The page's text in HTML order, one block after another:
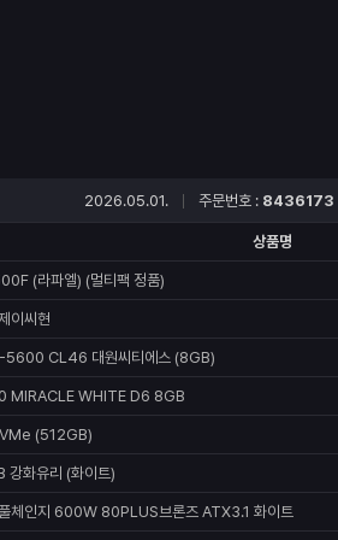
2026.05.01. 주문번호 : 8436173
상품명
(라파엘) (멀티팩 정품)
이씨현
5600 CL46 대원씨티에스 (8GB)
MIRACLE WHITE D6 8GB
(512GB)
화유리 (화이트)
체인지 600W 80PLUS브론즈 ATX3.1 화이트